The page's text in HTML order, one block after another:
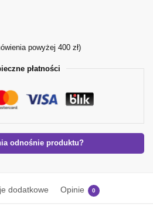
powyżej 400 zł)
płatności
odnośnie produktu?
dodatkowe Opinie 0